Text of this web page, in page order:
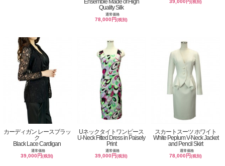
Ensemble Made of High
Quality Silk
通常価格
78,000円(税別)
39,000円(税別)
カーディガン レースブラッ
ク
Black Lace Cardigan
通常価格
39,000円(税別)
Uネックタイトワンピース
U-Neck Fitted Dress in Paisely
Print
通常価格
39,000円(税別)
スカートスーツ ホワイト
White Peplum V-Neck Jacket
and Pencil Skirt
通常価格
78,000円(税別)